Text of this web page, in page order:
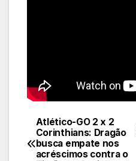
Navegação
de
Atlético-GO 2 x 2
Corinthians: Dragão
busca empate nos
acréscimos contra o